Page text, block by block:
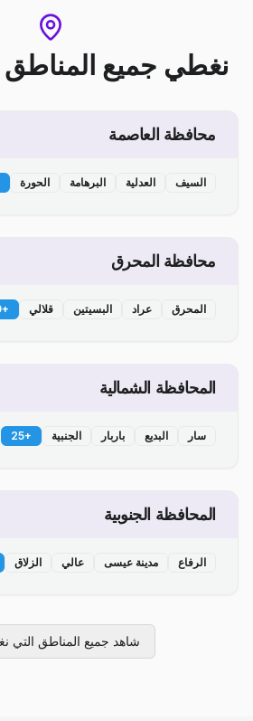
نغطي جميع المناطق
محافظة العاصمة
السيف العدلية البرهامة الحورة
محافظة المحرق
المحرق عراد البسيتين قلالي +
المحافظة الشمالية
سار البديع باربار الجنبية +
25
المحافظة الجنوبية
الرفاع مدينة عيسى عالي الزلاق
شاهد جميع المناطق التي